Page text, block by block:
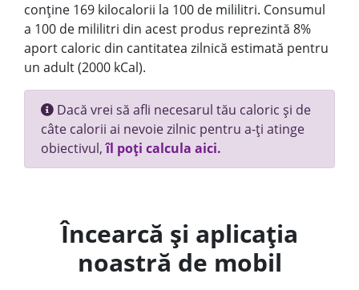
conține 169 kilocalorii la 100 de mililitri. Consumul
a 100 de mililitri din acest produs reprezintă 8%
aport caloric din cantitatea zilnică estimată pentru
un adult (2000 kCal).
Dacă vrei să afli necesarul tău caloric și de
câte calorii ai nevoie zilnic pentru a-ți atinge
obiectivul,îl poți calcula aici.
Încearcă și aplicația
noastră de mobil